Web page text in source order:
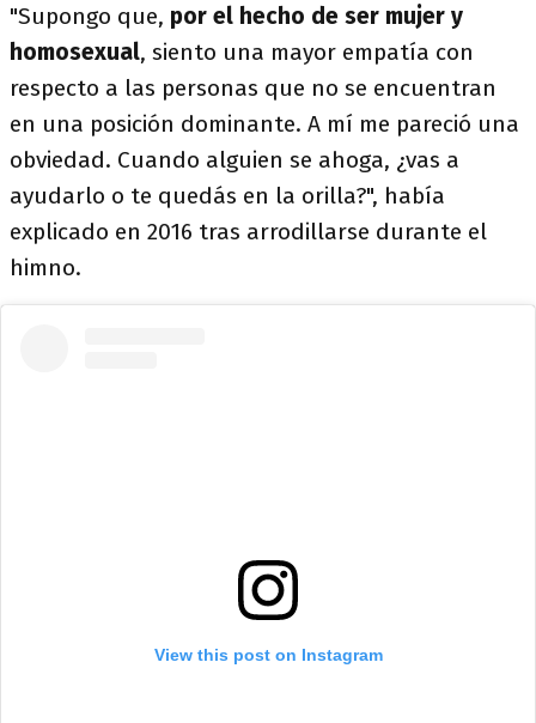
"Supongo que, por el hecho de ser mujer y
homosexual, siento una mayor empatía con
respecto a las personas que no se encuentran
en una posición dominante. A mí me pareció una
obviedad. Cuando alguien se ahoga, ¿vas a
ayudarlo o te quedás en la orilla?", había
explicado en 2016 tras arrodillarse durante el
himno.
View this post on Instagram